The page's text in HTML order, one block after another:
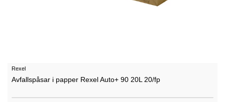
Rexel
Avfallspåsar i papper Rexel Auto+ 90 20L 20/fp